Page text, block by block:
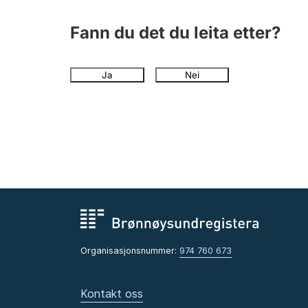
Fann du det du leita etter?
Ja Nei
Organisasjonsnummer: 974 760 673
Kontakt oss